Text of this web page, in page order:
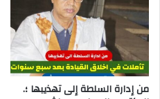
من إدارة السلطة إلى تهذيبها ؛.